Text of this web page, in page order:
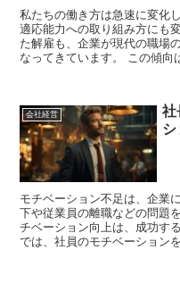
私たちの働き方は急速に変化
適応能力への取り組み方にも
た解雇も、企業が現代の職場
なってきています。 この傾向
会社経営
社
シ
モチベーション不足は、企業
下や従業員の離職などの問題
チベーション向上は、成功す
では、社員のモチベーション